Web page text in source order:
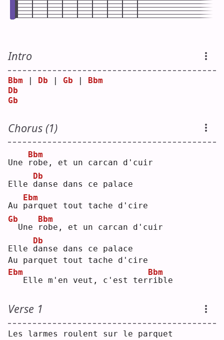
Intro
Bbm Db Gb
Bbm
Db
Gb
Chorus (1)
Une r
Bbm
obe, et un carcan d'cuir
Elle d
Db
anse dans ce palace
Au p
Ebm
arquet tout tache d'cire
Gb
Une
r
Bbm
obe, et un carcan d'cuir
Elle d
Db
anse dans ce palace
Au parquet tout tache d'cire
Ebm
  Elle m'en veut, c'est ter
r
Bbm
ible
Verse 1
Les larmes roulent sur le parquet